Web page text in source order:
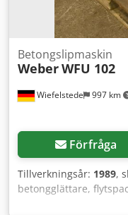
Wiefelstede 997 km
Betongslipmaskin
WeberWFU 102
Förfråga
Tillverkningsår: 1989,
betongglättare,
Vikt: 60 kg Cjdpob A